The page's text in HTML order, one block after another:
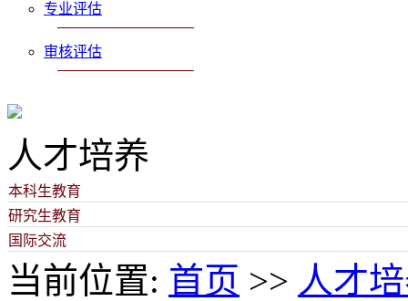
专业评估
审核评估
人才培养
本科生教育
研究生教育
国际交流
当前位置: 首页 >> 人才